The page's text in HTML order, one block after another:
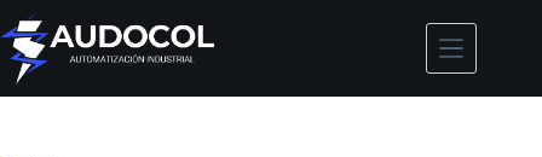
Saltar
al
contenido